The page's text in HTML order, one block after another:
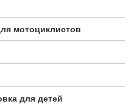
мотоциклистов
для детей